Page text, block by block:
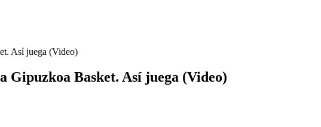
Así juega (Video)
Gipuzkoa Basket. Así juega (Video)